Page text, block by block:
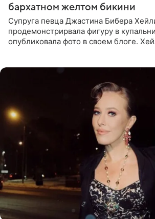
бархатном желтом бикини
Супруга певца Джастина Бибера
продемонстрирвала фигуру в
опубликовала фото в своем блоге.